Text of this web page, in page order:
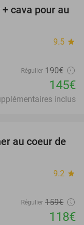
24%
cava pour au
9.5 star
Régulier 190€
145€
inclus
26%
au coeur de
9.2 star
Régulier 159€
118€